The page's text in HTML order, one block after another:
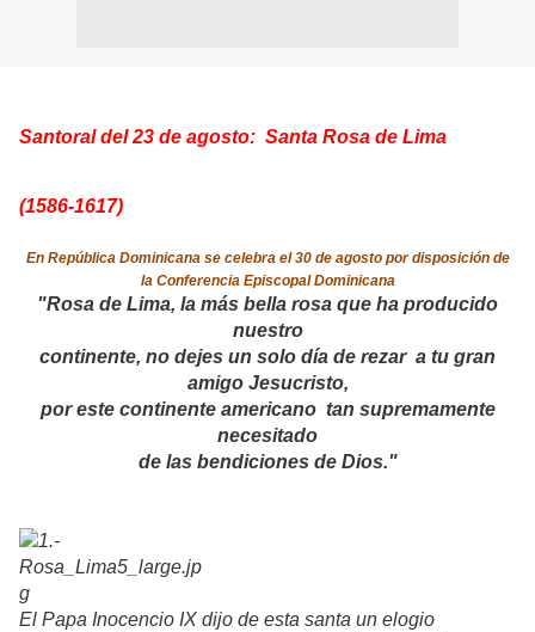
Santoral del 23 de agosto: Santa Rosa de Lima
(1586-1617)
En República Dominicana se celebra el 30 de agosto por disposición de
la Conferencia Episcopal Dominicana
"Rosa de Lima, la más bella rosa que ha producido
nuestro
continente, no dejes un solo día de rezar a tu gran
amigo Jesucristo,
por este continente americano tan supremamente
necesitado
de las bendiciones de Dios."
El Papa Inocencio IX dijo de esta santa un elogio